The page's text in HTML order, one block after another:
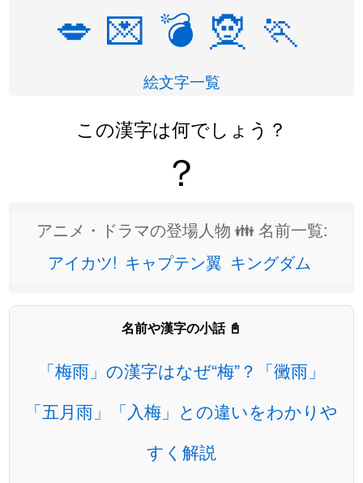
💋 💌 💣 🧝 🏃
絵文字一覧
この漢字は何でしょう？
？
アニメ・ドラマの登場人物 👪 名前一覧:
アイカツ! キャプテン翼 キングダム
名前や漢字の小話 📓
「梅雨」の漢字はなぜ“梅”？「黴雨」
「五月雨」「入梅」との違いをわかりや
すく解説